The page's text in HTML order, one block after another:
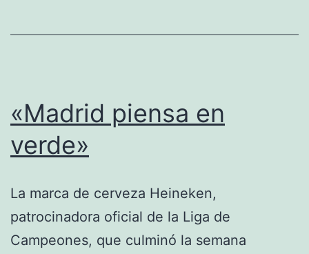
«Madrid piensa en
verde»
La marca de cerveza Heineken,
patrocinadora oficial de la Liga de
Campeones, que culminó la semana